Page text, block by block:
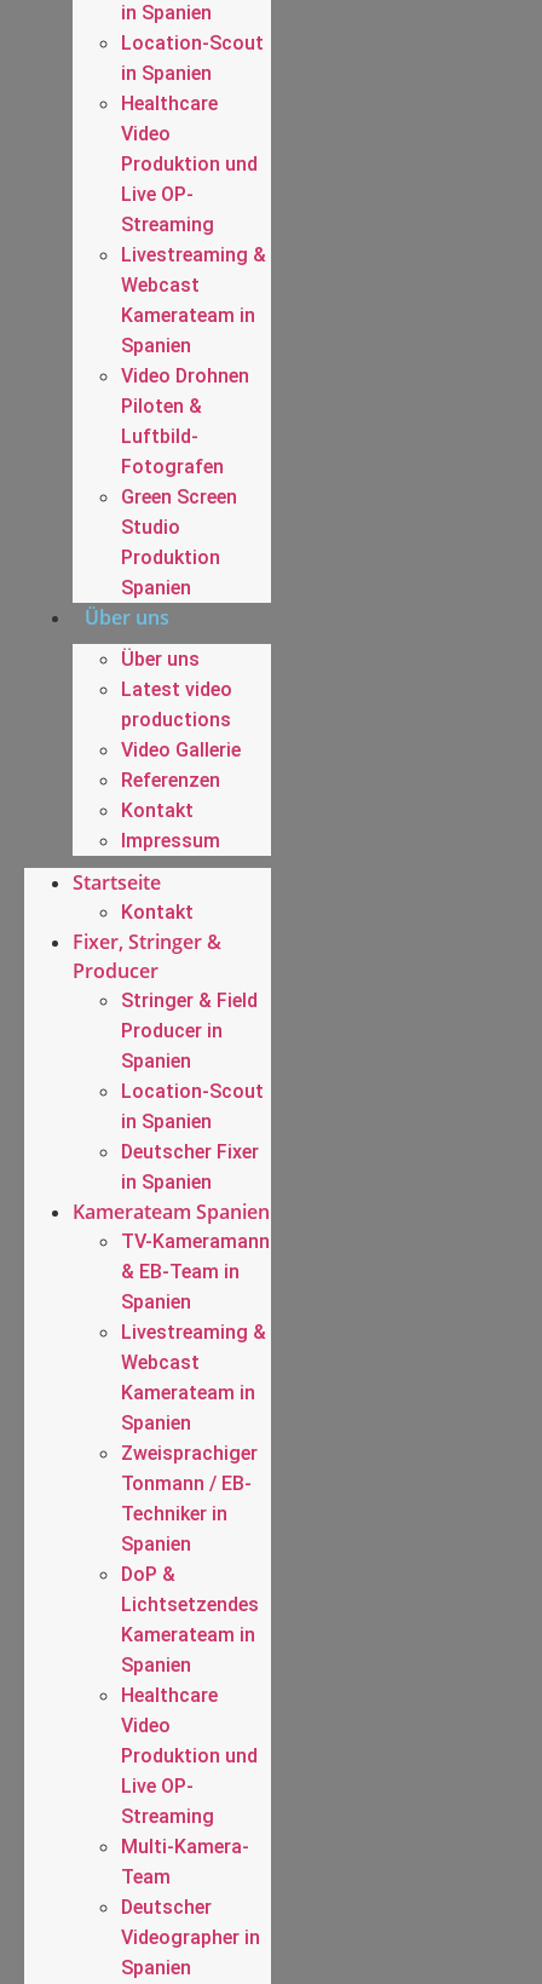
in Spanien
Location-Scout
in Spanien
Healthcare
Video
Produktion und
Live OP-
Streaming
Livestreaming &
Webcast
Kamerateam in
Spanien
Video Drohnen
Piloten &
Luftbild-
Fotografen
Green Screen
Studio
Produktion
Spanien
Über uns
Über uns
Latest video
productions
Video Gallerie
Referenzen
Kontakt
Impressum
Startseite
Kontakt
Fixer, Stringer &
Producer
Stringer & Field
Producer in
Spanien
Location-Scout
in Spanien
Deutscher Fixer
in Spanien
Kamerateam Spanien
TV-Kameramann
& EB-Team in
Spanien
Livestreaming &
Webcast
Kamerateam in
Spanien
Zweisprachiger
Tonmann / EB-
Techniker in
Spanien
DoP &
Lichtsetzendes
Kamerateam in
Spanien
Healthcare
Video
Produktion und
Live OP-
Streaming
Multi-Kamera-
Team
Deutscher
Videographer in
Spanien